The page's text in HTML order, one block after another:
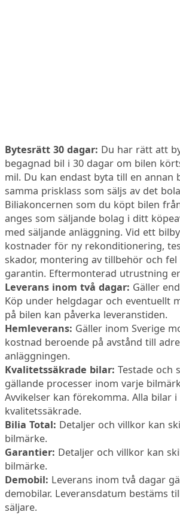
Bytesrätt 30 dagar: Du har rätt att
begagnad bil i 30 dagar om bilen
mil. Du kan endast byta till en annan
samma prisklass som säljs av det
Biliakoncernen som du köpt bilen
anges som säljande bolag i ditt
med säljande anläggning. Vid ett
kostnader för ny rekonditionering,
skador, montering av tillbehör och
garantin. Eftermonterad utrustning
Leverans inom två dagar: Gäller
Köp under helgdagar och eventuellt
på bilen kan påverka leveranstiden.
Hemleverans: Gäller inom Sverige
kostnad beroende på avstånd till
anläggningen.
Kvalitetssäkrade bilar: Testade och
gällande processer inom varje
Avvikelser kan förekomma. Alla bilar
kvalitetssäkrade.
Bilia Total: Detaljer och villkor kan
bilmärke.
Garantier: Detaljer och villkor kan
bilmärke.
Demobil: Leverans inom två dagar
demobilar. Leveransdatum bestäms
säljare.